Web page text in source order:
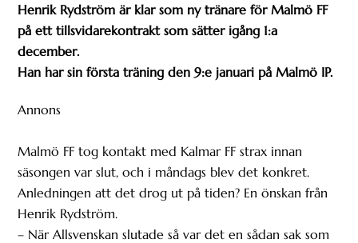
Henrik Rydström är klar som ny tränare för Malmö FF
på ett tillsvidarekontrakt som sätter igång 1:a
december.
Han har sin första träning den 9:e januari på Malmö IP.
Annons
Malmö FF tog kontakt med Kalmar FF strax innan
säsongen var slut, och i måndags blev det konkret.
Anledningen att det drog ut på tiden? En önskan från
Henrik Rydström.
– När Allsvenskan slutade så var det en sådan sak som